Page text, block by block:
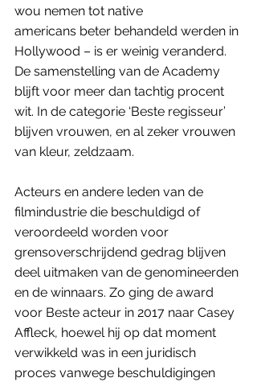
wou nemen tot native
americans beter behandeld werden in
Hollywood – is er weinig veranderd.
De samenstelling van de Academy
blijft voor meer dan tachtig procent
wit. In de categorie ‘Beste regisseur’
blijven vrouwen, en al zeker vrouwen
van kleur, zeldzaam.
Acteurs en andere leden van de
filmindustrie die beschuldigd of
veroordeeld worden voor
grensoverschrijdend gedrag blijven
deel uitmaken van de genomineerden
en de winnaars. Zo ging de award
voor Beste acteur in 2017 naar Casey
Affleck, hoewel hij op dat moment
verwikkeld was in een juridisch
proces vanwege beschuldigingen